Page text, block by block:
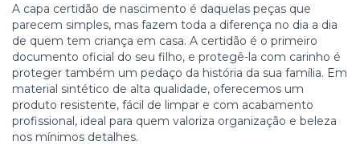
A capa certidão de nascimento é daquelas peças que
parecem simples, mas fazem toda a diferença no dia a dia
de quem tem criança em casa. A certidão é o primeiro
documento oficial do seu filho, e protegê-la com carinho é
proteger também um pedaço da história da sua família. Em
material sintético de alta qualidade, oferecemos um
produto resistente, fácil de limpar e com acabamento
profissional, ideal para quem valoriza organização e beleza
nos mínimos detalhes.